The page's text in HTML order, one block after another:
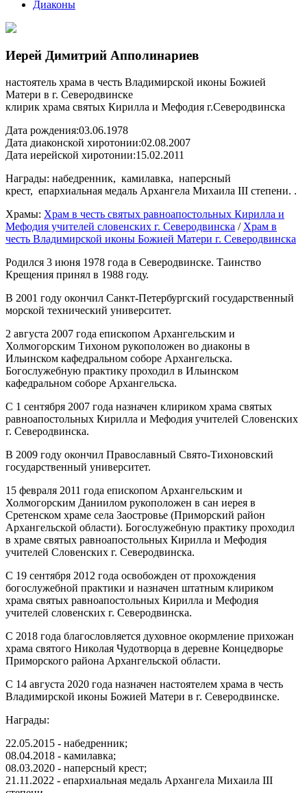
Диаконы
Иерей Димитрий Апполинариев
настоятель храма в честь Владимирской иконы Божией
Матери в г. Северодвинске
клирик храма святых Кирилла и Мефодия г.Северодвинска
Дата рождения:03.06.1978
Дата диаконской хиротонии:02.08.2007
Дата иерейской хиротонии:15.02.2011
Награды: набедренник, камилавка, наперсный
крест, епархиальная медаль Архангела Михаила III степени. .
Храмы: Храм в честь святых равноапостольных Кирилла и
Мефодия учителей словенских г. Северодвинска / Храм в
честь Владимирской иконы Божией Матери г. Северодвинска
Родился 3 июня 1978 года в Северодвинске. Таинство
Крещения принял в 1988 году.
В 2001 году окончил Санкт-Петербургский государственный
морской технический университет.
2 августа 2007 года епископом Архангельским и
Холмогорским Тихоном рукоположен во диаконы в
Ильинском кафедральном соборе Архангельска.
Богослужебную практику проходил в Ильинском
кафедральном соборе Архангельска.
С 1 сентября 2007 года назначен клириком храма святых
равноапостольных Кирилла и Мефодия учителей Словенских
г. Северодвинска.
В 2009 году окончил Православный Свято-Тихоновский
государственный университет.
15 февраля 2011 года епископом Архангельским и
Холмогорским Даниилом рукоположен в сан иерея в
Сретенском храме села Заостровье (Приморский район
Архангельской области). Богослужебную практику проходил
в храме святых равноапостольных Кирилла и Мефодия
учителей Словенских г. Северодвинска.
С 19 сентября 2012 года освобожден от прохождения
богослужебной практики и назначен штатным клириком
храма святых равноапостольных Кирилла и Мефодия
учителей словенских г. Северодвинска.
С 2018 года благословляется духовное окормление прихожан
храма святого Николая Чудотворца в деревне Концедворье
Приморского района Архангельской области.
С 14 августа 2020 года назначен настоятелем храма в честь
Владимирской иконы Божией Матери в г. Северодвинске.
Награды:
22.05.2015 - набедренник;
08.04.2018 - камилавка;
08.03.2020 - наперсный крест;
21.11.2022 - епархиальная медаль Архангела Михаила III